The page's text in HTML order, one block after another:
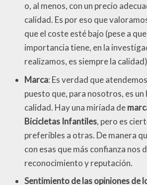
o, al menos, con un precio
calidad. Es por eso que
que el coste esté bajo (pese a
importancia tiene, en la
realizamos, es siempre la
Marca: Es verdad que
puesto que, para nosotros, es
calidad. Hay una miríada de
Bicicletas Infantiles, pero es
preferibles a otras. De manera
con esas que más confianza nos
reconocimiento y reputación.
Sentimiento de las opiniones de